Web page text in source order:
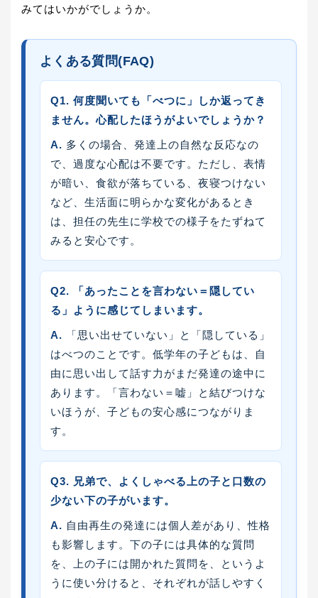
みてはいかがでしょうか。
よくある質問(FAQ)
Q1. 何度聞いても「べつに」しか返ってき
ません。心配したほうがよいでしょうか？
A. 多くの場合、発達上の自然な反応なの
で、過度な心配は不要です。ただし、表情
が暗い、食欲が落ちている、夜寝つけない
など、生活面に明らかな変化があるとき
は、担任の先生に学校での様子をたずねて
みると安心です。
Q2. 「あったことを言わない＝隠してい
る」ように感じてしまいます。
A. 「思い出せていない」と「隠している」
はべつのことです。低学年の子どもは、自
由に思い出して話す力がまだ発達の途中に
あります。「言わない＝嘘」と結びつけな
いほうが、子どもの安心感につながりま
す。
Q3. 兄弟で、よくしゃべる上の子と口数の
少ない下の子がいます。
A. 自由再生の発達には個人差があり、性格
も影響します。下の子には具体的な質問
を、上の子には開かれた質問を、というよ
うに使い分けると、それぞれが話しやすく